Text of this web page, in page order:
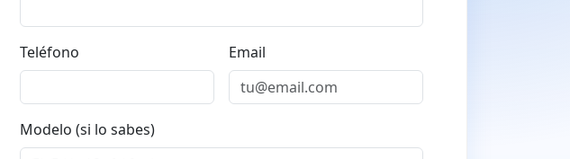
Teléfono Email
Modelo (si lo sabes)